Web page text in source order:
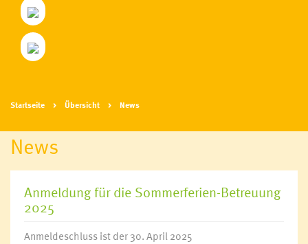
Startseite Übersicht News
News
Anmeldung für die Sommerferien-Betreuung
2025
Anmeldeschluss ist der 30. April 2025